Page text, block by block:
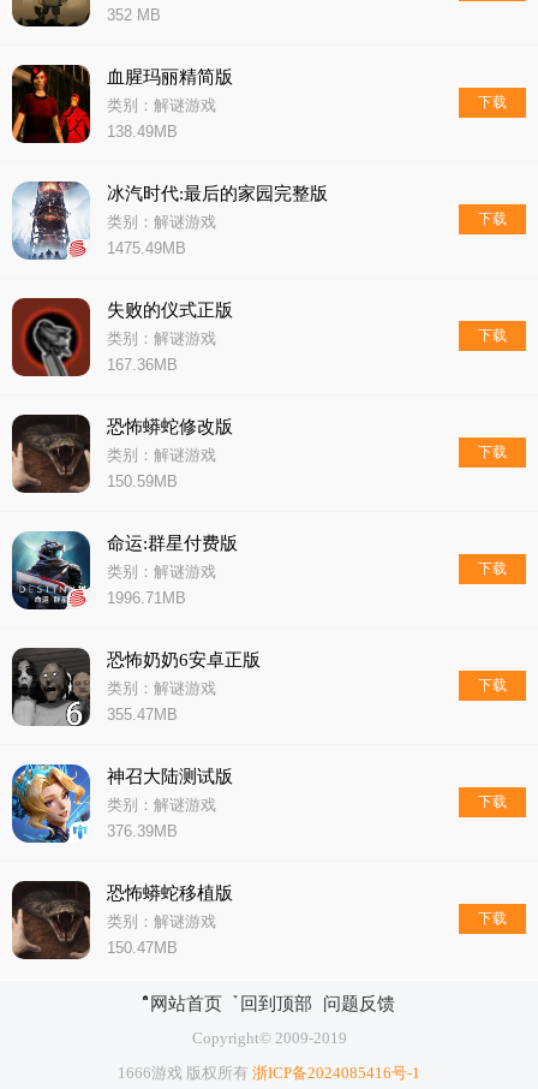
352 MB
血腥玛丽精简版
类别：解谜游戏
138.49MB
下载
冰汽时代:最后的家园完整版
类别：解谜游戏
1475.49MB
下载
失败的仪式正版
类别：解谜游戏
167.36MB
下载
恐怖蟒蛇修改版
类别：解谜游戏
150.59MB
下载
命运:群星付费版
类别：解谜游戏
1996.71MB
下载
恐怖奶奶6安卓正版
类别：解谜游戏
355.47MB
下载
神召大陆测试版
类别：解谜游戏
376.39MB
下载
恐怖蟒蛇移植版
类别：解谜游戏
150.47MB
下载
网站首页 回到顶部 问题反馈
Copyright© 2009-2019
1666游戏 版权所有 浙ICP备2024085416号-1